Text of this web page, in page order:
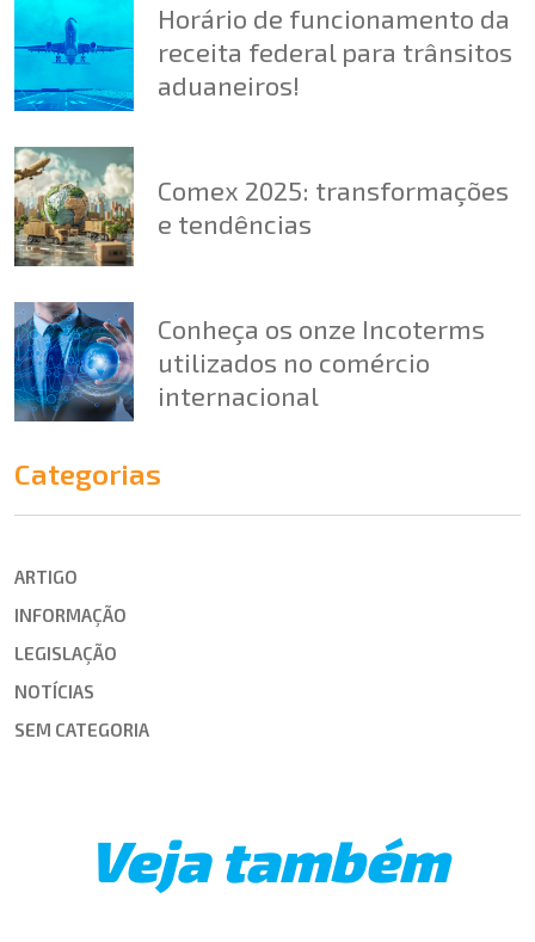
Horário de funcionamento da
receita federal para trânsitos
aduaneiros!
Comex 2025: transformações
e tendências
Conheça os onze Incoterms
utilizados no comércio
internacional
Categorias
ARTIGO
INFORMAÇÃO
LEGISLAÇÃO
NOTÍCIAS
SEM CATEGORIA
Veja também